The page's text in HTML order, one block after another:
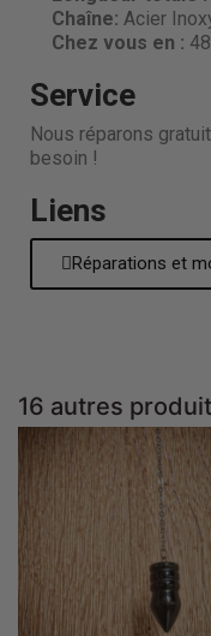
Chaîne: Acier
Chez vous en :
Service
Nous réparons
besoin !
Liens
Réparations et
16 autres